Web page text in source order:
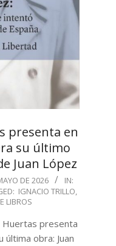
presenta en
su último
Juan López
DE 2026
IN:
IGNACIO TRILLO,
LIBROS
Huertas presenta
obra: Juan